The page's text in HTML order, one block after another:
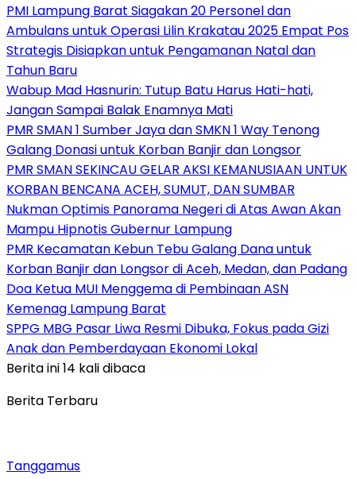
PMI Lampung Barat Siagakan 20 Personel dan
Ambulans untuk Operasi Lilin Krakatau 2025 Empat Pos
Strategis Disiapkan untuk Pengamanan Natal dan
Tahun Baru
Wabup Mad Hasnurin: Tutup Batu Harus Hati-hati,
Jangan Sampai Balak Enamnya Mati
PMR SMAN 1 Sumber Jaya dan SMKN 1 Way Tenong
Galang Donasi untuk Korban Banjir dan Longsor
PMR SMAN SEKINCAU GELAR AKSI KEMANUSIAAN UNTUK
KORBAN BENCANA ACEH, SUMUT, DAN SUMBAR
Nukman Optimis Panorama Negeri di Atas Awan Akan
Mampu Hipnotis Gubernur Lampung
PMR Kecamatan Kebun Tebu Galang Dana untuk
Korban Banjir dan Longsor di Aceh, Medan, dan Padang
Doa Ketua MUI Menggema di Pembinaan ASN
Kemenag Lampung Barat
SPPG MBG Pasar Liwa Resmi Dibuka, Fokus pada Gizi
Anak dan Pemberdayaan Ekonomi Lokal
Berita ini 14 kali dibaca
Berita Terbaru
Tanggamus